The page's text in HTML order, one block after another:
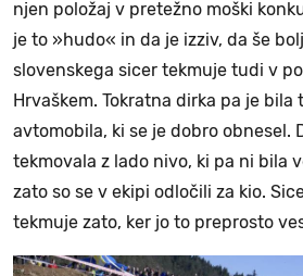
njen položaj v pretežno moški
je to »hudo« in da je izziv, da še
slovenskega sicer tekmuje tudi v
Hrvaškem. Tokratna dirka pa je
avtomobila, ki se je dobro obnesel.
tekmovala z lado nivo, ki pa ni bila
zato so se v ekipi odločili za kio.
tekmuje zato, ker jo to preprosto